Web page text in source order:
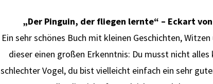
„Der Pinguin, der fliegen lernte“ – Eckart
Ein sehr schönes Buch mit kleinen Geschichten,
dieser einen großen Erkenntnis: Du musst nicht alles
schlechter Vogel, du bist vielleicht einfach ein sehr